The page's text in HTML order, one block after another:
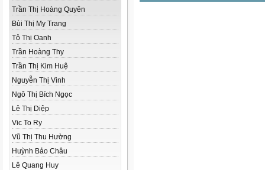
Trần Thị Hoàng Quyên
Bùi Thị My Trang
Tô Thị Oanh
Trần Hoàng Thy
Trần Thị Kim Huệ
Nguyễn Thị Vinh
Ngô Thị Bích Ngọc
Lê Thị Diệp
Vic To Ry
Vũ Thị Thu Hường
Huỳnh Bảo Châu
Lê Quang Huy